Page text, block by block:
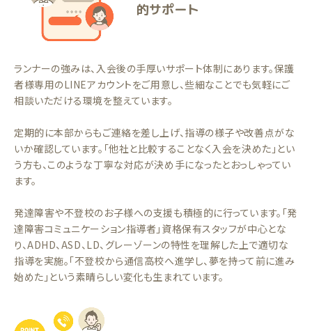
的サポート
ランナーの強みは、入会後の手厚いサポート体制にあります。保護
者様専用のLINEアカウントをご用意し、些細なことでも気軽にご
相談いただける環境を整えています。
定期的に本部からもご連絡を差し上げ、指導の様子や改善点がな
いか確認しています。「他社と比較することなく入会を決めた」とい
う方も、このような丁寧な対応が決め手になったとおっしゃってい
ます。
発達障害や不登校のお子様への支援も積極的に行っています。「発
達障害コミュニケーション指導者」資格保有スタッフが中心とな
り、ADHD、ASD、LD、グレーゾーンの特性を理解した上で適切な
指導を実施。「不登校から通信高校へ進学し、夢を持って前に進み
始めた」という素晴らしい変化も生まれています。